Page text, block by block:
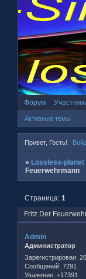
Форум
Активные темы
Привет, Гость!
» Lossless-planet
Feuerwehrmann
Fritz Der
Страница:1
Admin
Администратор
Зарегистрирован:
Сообщений: 7291
Уважение: +17391